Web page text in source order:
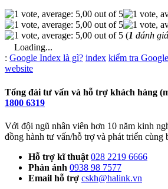
(1 đánh
Loading...
Từ
khóa
: Google Index là gì? index kiểm tra
website
Tổng đài tư vấn và hỗ trợ khách hàng
1800 6319
Với đội ngũ nhân viên hơn 10 năm kinh
đồng hành tư vấn/hỗ trợ và phát triển cùng
Hỗ trợ kĩ thuật 028 2219 6666
Phản ánh 0938 98 7577
Email hỗ trợ cskh@halink.vn